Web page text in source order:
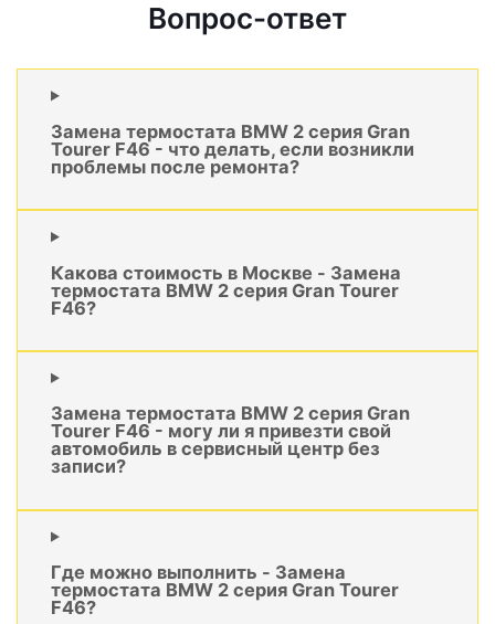
Вопрос-ответ
Замена термостата BMW 2 серия Gran
Tourer F46 - что делать, если возникли
проблемы после ремонта?
Какова стоимость в Москве - Замена
термостата BMW 2 серия Gran Tourer
F46?
Замена термостата BMW 2 серия Gran
Tourer F46 - могу ли я привезти свой
автомобиль в сервисный центр без
записи?
Где можно выполнить - Замена
термостата BMW 2 серия Gran Tourer
F46?